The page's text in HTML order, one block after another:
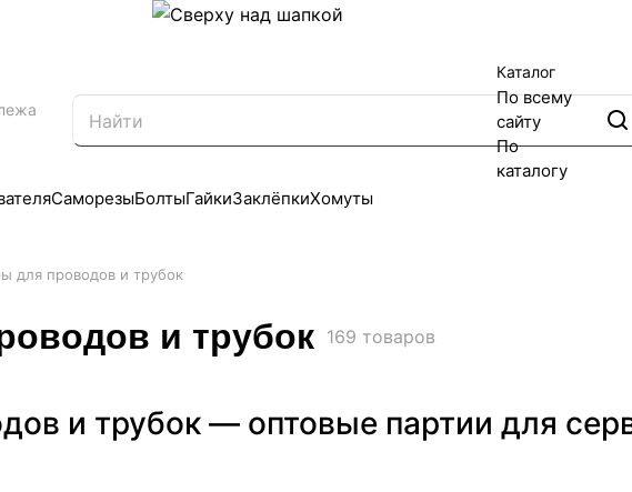
Каталог
По всему
сайту
По
каталогу
СаморезыБолтыГайкиЗаклёпкиХомуты
для проводов и трубок
и трубок 169 товаров
и трубок — оптовые партии для